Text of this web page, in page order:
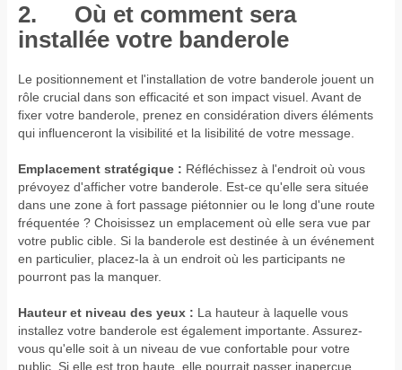
2. Où et comment sera
installée votre banderole
Le positionnement et l'installation de votre banderole jouent un
rôle crucial dans son efficacité et son impact visuel. Avant de
fixer votre banderole, prenez en considération divers éléments
qui influenceront la visibilité et la lisibilité de votre message.
Emplacement stratégique : Réfléchissez à l'endroit où vous
prévoyez d'afficher votre banderole. Est-ce qu'elle sera située
dans une zone à fort passage piétonnier ou le long d'une route
fréquentée ? Choisissez un emplacement où elle sera vue par
votre public cible. Si la banderole est destinée à un événement
en particulier, placez-la à un endroit où les participants ne
pourront pas la manquer.
Hauteur et niveau des yeux : La hauteur à laquelle vous
installez votre banderole est également importante. Assurez-
vous qu'elle soit à un niveau de vue confortable pour votre
public. Si elle est trop haute, elle pourrait passer inaperçue,